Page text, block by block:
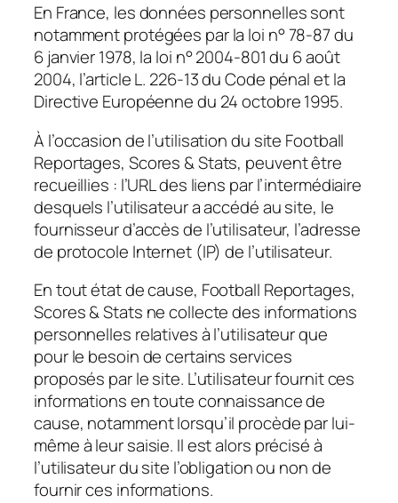
En France, les données personnelles sont
notamment protégées par la loi n° 78-87 du
6 janvier 1978, la loi n° 2004-801 du 6 août
2004, l’article L. 226-13 du Code pénal et la
Directive Européenne du 24 octobre 1995.
À l’occasion de l’utilisation du site Football
Reportages, Scores & Stats, peuvent être
recueillies : l’URL des liens par l’intermédiaire
desquels l’utilisateur a accédé au site, le
fournisseur d’accès de l’utilisateur, l’adresse
de protocole Internet (IP) de l’utilisateur.
En tout état de cause, Football Reportages,
Scores & Stats ne collecte des informations
personnelles relatives à l’utilisateur que
pour le besoin de certains services
proposés par le site. L’utilisateur fournit ces
informations en toute connaissance de
cause, notamment lorsqu’il procède par lui-
même à leur saisie. Il est alors précisé à
l’utilisateur du site l’obligation ou non de
fournir ces informations.